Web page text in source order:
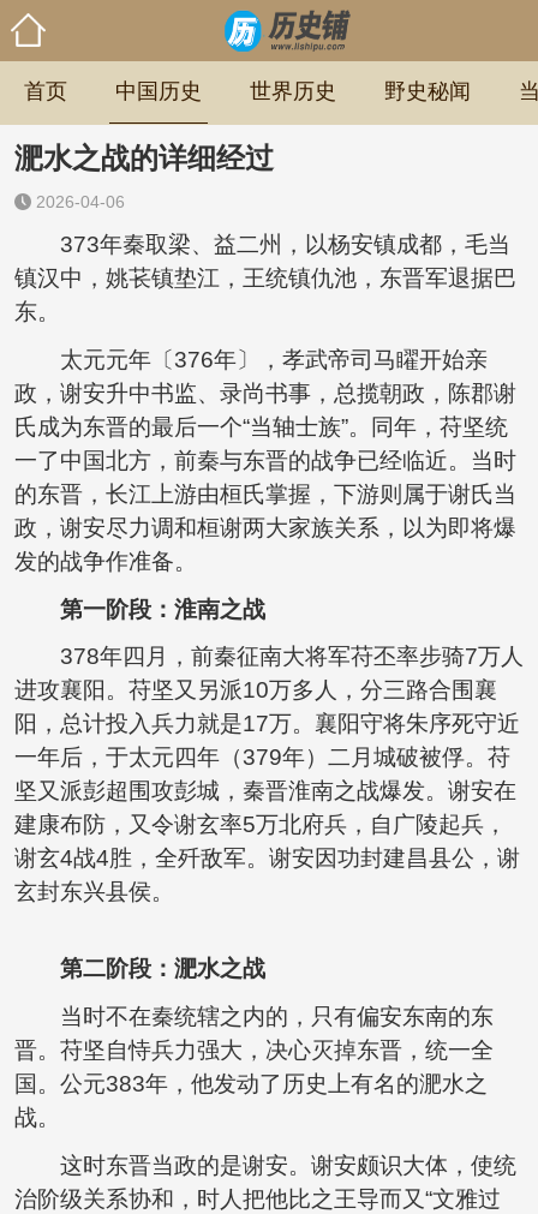
首页 中国历史 世界历史 野史秘闻
淝水之战的详细经过
2026-04-06
373年秦取梁、益二州，以杨安镇成都，毛当
镇汉中，姚苌镇垫江，王统镇仇池，东晋军退据巴
东。
太元元年〔376年〕，孝武帝司马矅开始亲
政，谢安升中书监、录尚书事，总揽朝政，陈郡谢
氏成为东晋的最后一个“当轴士族”。同年，苻坚统
一了中国北方，前秦与东晋的战争已经临近。当时
的东晋，长江上游由桓氏掌握，下游则属于谢氏当
政，谢安尽力调和桓谢两大家族关系，以为即将爆
发的战争作准备。
第一阶段：淮南之战
378年四月，前秦征南大将军苻丕率步骑7万人
进攻襄阳。苻坚又另派10万多人，分三路合围襄
阳，总计投入兵力就是17万。襄阳守将朱序死守近
一年后，于太元四年（379年）二月城破被俘。苻
坚又派彭超围攻彭城，秦晋淮南之战爆发。谢安在
建康布防，又令谢玄率5万北府兵，自广陵起兵，
谢玄4战4胜，全歼敌军。谢安因功封建昌县公，谢
玄封东兴县侯。
第二阶段：淝水之战
当时不在秦统辖之内的，只有偏安东南的东
晋。苻坚自恃兵力强大，决心灭掉东晋，统一全
国。公元383年，他发动了历史上有名的淝水之
战。
这时东晋当政的是谢安。谢安颇识大体，使统
治阶级关系协和，时人把他比之王导而又“文雅过